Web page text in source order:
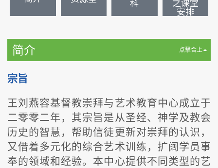
科
之课堂
安排
简介 点撃合上
宗旨
王刘燕容基督教崇拜与艺术教育中心成立于
二零零二年，其宗旨是从圣经、神学及教会
历史的智慧，帮助信徒更新对崇拜的认识，
又借着多元化的综合艺术训练，扩阔学员事
奉的领域和经验。本中心提供不同类型的艺